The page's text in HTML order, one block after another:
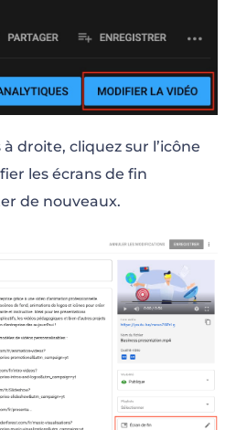
droite, cliquez sur l’icône
les écrans de fin
de nouveaux.